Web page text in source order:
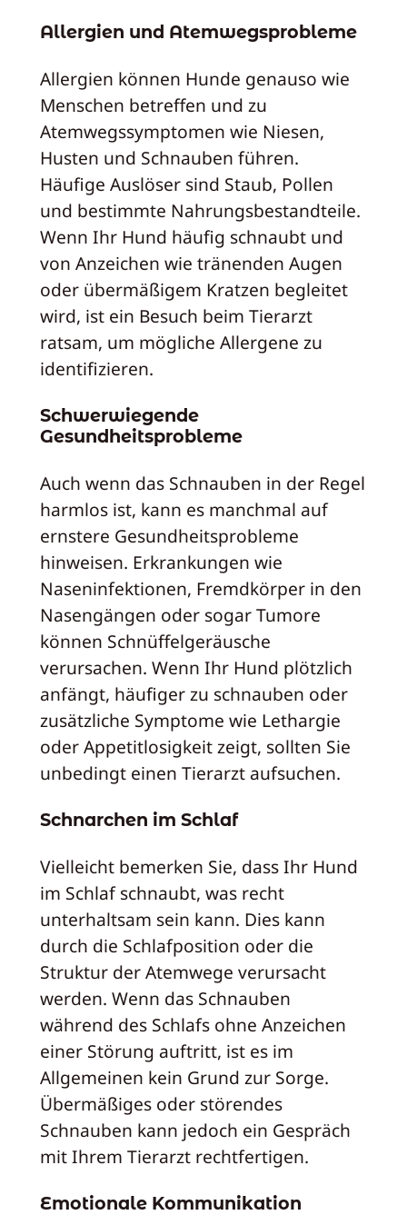
Allergien und Atemwegsprobleme
Allergien können Hunde genauso wie
Menschen betreffen und zu
Atemwegssymptomen wie Niesen,
Husten und Schnauben führen.
Häufige Auslöser sind Staub, Pollen
und bestimmte Nahrungsbestandteile.
Wenn Ihr Hund häufig schnaubt und
von Anzeichen wie tränenden Augen
oder übermäßigem Kratzen begleitet
wird, ist ein Besuch beim Tierarzt
ratsam, um mögliche Allergene zu
identifizieren.
Schwerwiegende
Gesundheitsprobleme
Auch wenn das Schnauben in der Regel
harmlos ist, kann es manchmal auf
ernstere Gesundheitsprobleme
hinweisen. Erkrankungen wie
Naseninfektionen, Fremdkörper in den
Nasengängen oder sogar Tumore
können Schnüffelgeräusche
verursachen. Wenn Ihr Hund plötzlich
anfängt, häufiger zu schnauben oder
zusätzliche Symptome wie Lethargie
oder Appetitlosigkeit zeigt, sollten Sie
unbedingt einen Tierarzt aufsuchen.
Schnarchen im Schlaf
Vielleicht bemerken Sie, dass Ihr Hund
im Schlaf schnaubt, was recht
unterhaltsam sein kann. Dies kann
durch die Schlafposition oder die
Struktur der Atemwege verursacht
werden. Wenn das Schnauben
während des Schlafs ohne Anzeichen
einer Störung auftritt, ist es im
Allgemeinen kein Grund zur Sorge.
Übermäßiges oder störendes
Schnauben kann jedoch ein Gespräch
mit Ihrem Tierarzt rechtfertigen.
Emotionale Kommunikation